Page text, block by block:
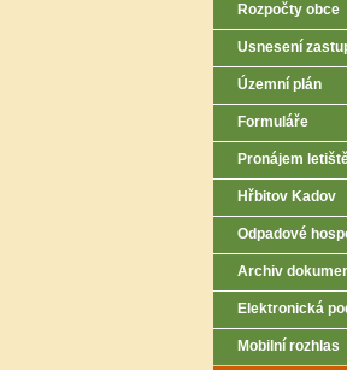
Rozpočty obce
Usnesení
Územní plán
Formuláře
Pronájem
Hřbitov Kadov
Odpadové
Archiv
Elektronická
Mobilní rozhlas